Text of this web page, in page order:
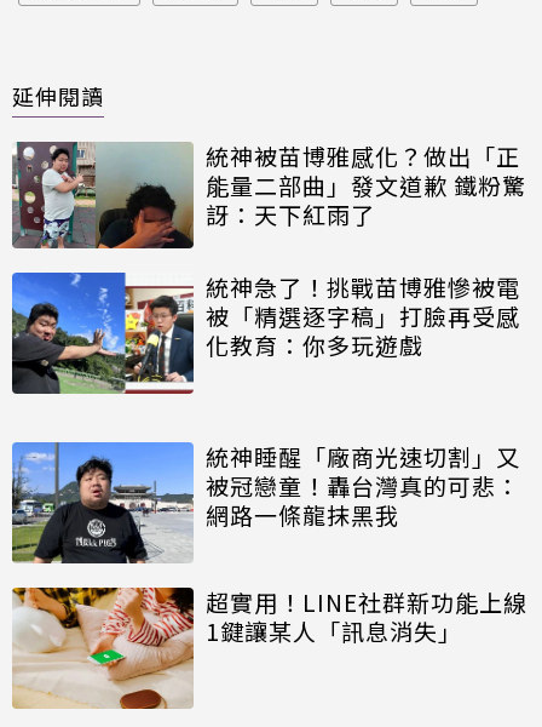
延伸閱讀
統神被苗博雅感化？做出「正
能量二部曲」發文道歉 鐵粉驚
訝：天下紅雨了
統神急了！挑戰苗博雅慘被電
被「精選逐字稿」打臉再受感
化教育：你多玩遊戲
統神睡醒「廠商光速切割」又
被冠戀童！轟台灣真的可悲：
網路一條龍抹黑我
超實用！LINE社群新功能上線
1鍵讓某人「訊息消失」